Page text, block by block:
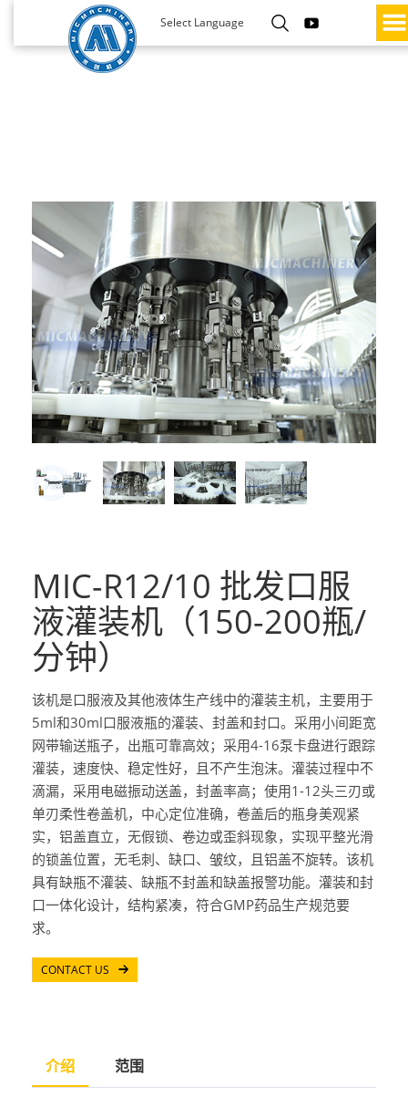
Select Language
MIC-R12/10 批发口服
液灌装机（150-200瓶/
分钟）
该机是口服液及其他液体生产线中的灌装主机，主要用于
5ml和30ml口服液瓶的灌装、封盖和封口。采用小间距宽
网带输送瓶子，出瓶可靠高效；采用4-16泵卡盘进行跟踪
灌装，速度快、稳定性好，且不产生泡沫。灌装过程中不
滴漏，采用电磁振动送盖，封盖率高；使用1-12头三刃或
单刃柔性卷盖机，中心定位准确，卷盖后的瓶身美观紧
实，铝盖直立，无假锁、卷边或歪斜现象，实现平整光滑
的锁盖位置，无毛刺、缺口、皱纹，且铝盖不旋转。该机
具有缺瓶不灌装、缺瓶不封盖和缺盖报警功能。灌装和封
口一体化设计，结构紧凑，符合GMP药品生产规范要
CONTACT US
介绍 范围